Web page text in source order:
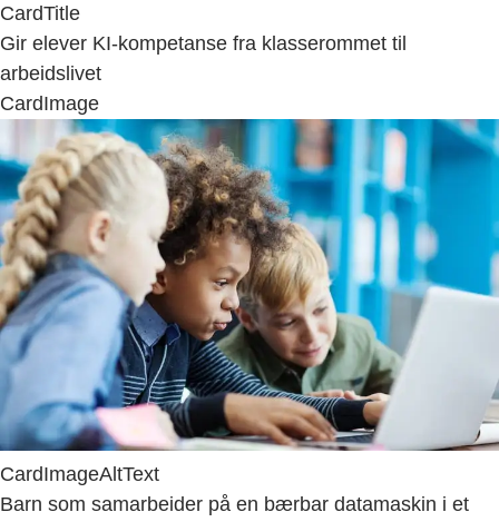
CardTitle
Gir elever KI-kompetanse fra klasserommet til
arbeidslivet
CardImage
CardImageAltText
Barn som samarbeider på en bærbar datamaskin i et